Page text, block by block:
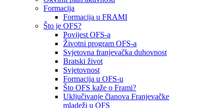
Formacija
Formacija u FRAMI
Što je OFS?
Povijest OFS-a
Životni program OFS-a
Svjetovna franjevačka duhovnost
Bratski život
Svjetovnost
Formacija u OFS-u
Što OFS kaže o Frami?
Uključivanje članova Franjevačke
mladeži u OFS